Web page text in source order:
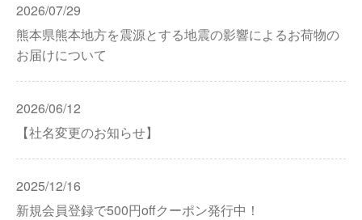
2026/07/29
熊本県熊本地方を震源とする地震の影響によるお荷物の
お届けについて
2026/06/12
【社名変更のお知らせ】
2025/12/16
新規会員登録で500円offクーポン発行中！